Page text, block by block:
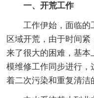
一、开荒工作
工作伊始，面临的
区域开荒，由于时间
来了很大的困难，基
模维修工作同步进行，
着二次污染和重复清洁